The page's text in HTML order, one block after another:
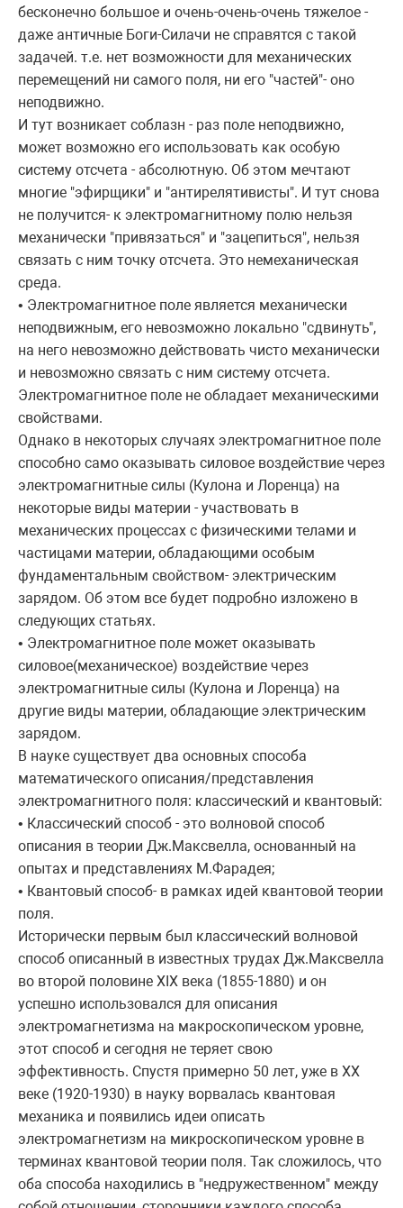
бесконечно большое и очень-очень-очень тяжелое -
даже античные Боги-Силачи не справятся с такой
задачей. т.е. нет возможности для механических
перемещений ни самого поля, ни его "частей"- оно
неподвижно.
И тут возникает соблазн - раз поле неподвижно,
может возможно его использовать как особую
систему отсчета - абсолютную. Об этом мечтают
многие "эфирщики" и "антирелятивисты". И тут снова
не получится- к электромагнитному полю нельзя
механически "привязаться" и "зацепиться", нельзя
связать с ним точку отсчета. Это немеханическая
среда.
• Электромагнитное поле является механически
неподвижным, его невозможно локально "сдвинуть",
на него невозможно действовать чисто механически
и невозможно связать с ним систему отсчета.
Электромагнитное поле не обладает механическими
свойствами.
Однако в некоторых случаях электромагнитное поле
способно само оказывать силовое воздействие через
электромагнитные силы (Кулона и Лоренца) на
некоторые виды материи - участвовать в
механических процессах с физическими телами и
частицами материи, обладающими особым
фундаментальным свойством- электрическим
зарядом. Об этом все будет подробно изложено в
следующих статьях.
• Электромагнитное поле может оказывать
силовое(механическое) воздействие через
электромагнитные силы (Кулона и Лоренца) на
другие виды материи, обладающие электрическим
зарядом.
В науке существует два основных способа
математического описания/представления
электромагнитного поля: классический и квантовый:
• Классический способ - это волновой способ
описания в теории Дж.Максвелла, основанный на
опытах и представлениях М.Фарадея;
• Квантовый способ- в рамках идей квантовой теории
поля.
Исторически первым был классический волновой
способ описанный в известных трудах Дж.Максвелла
во второй половине XIX века (1855-1880) и он
успешно использовался для описания
электромагнетизма на макроскопическом уровне,
этот способ и сегодня не теряет свою
эффективность. Спустя примерно 50 лет, уже в ХX
веке (1920-1930) в науку ворвалась квантовая
механика и появились идеи описать
электромагнетизм на микроскопическом уровне в
терминах квантовой теории поля. Так сложилось, что
оба способа находились в "недружественном" между